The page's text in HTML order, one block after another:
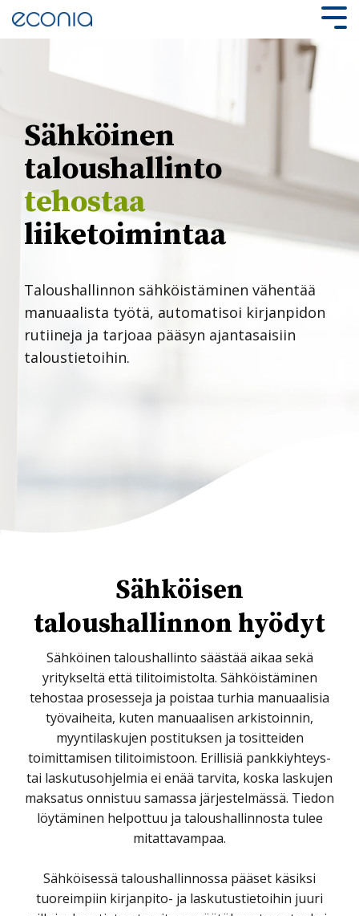
to
the
Sähköinen
taloushallintoauttaa
liiketoimintaa
manuaalista työtä, automatisoi kirjanpidon
rutiineja ja tarjoaa pääsyn ajantasaisiin
taloustietoihin.
taloushallinnon hyödyt
Sähköinen taloushallinto säästää aikaa sekä
tehostaa prosesseja ja poistaa turhia manuaalisia
työvaiheita, kuten manuaalisen arkistoinnin,
myyntilaskujen postituksen ja tositteiden
toimittamisen tilitoimistoon. Erillisiä pankkiyhteys-
tai laskutusohjelmia ei enää tarvita, koska laskujen
maksatus onnistuu samassa järjestelmässä. Tiedon
löytäminen helpottuu ja taloushallinnosta tulee
mitattavampaa.
Sähköisessä taloushallinnossa pääset käsiksi
silloin, kun tietoa tarvitaan päätöksenteon tueksi.
Sähköistäminen tehostaa myyntisaamisten